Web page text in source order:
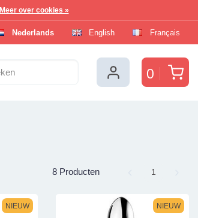
Nederlands English Français
0
8 Producten Page
1
NIEUW NIEUW
Meer over cookies »